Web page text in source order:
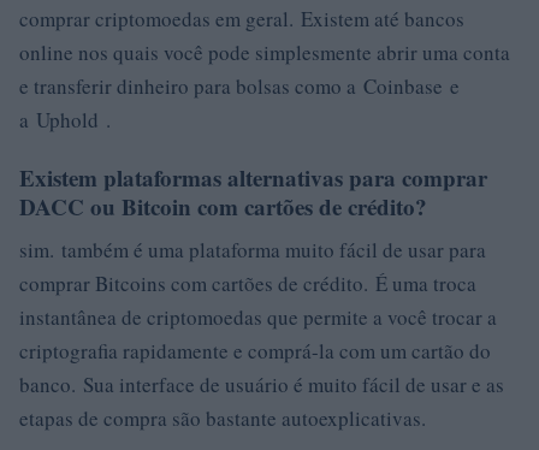
comprar criptomoedas em geral. Existem até bancos
online nos quais você pode simplesmente abrir uma conta
e transferir dinheiro para bolsas como a Coinbase e
a Uphold .
Existem plataformas alternativas para comprar
DACC ou Bitcoin com cartões de crédito?
sim. também é uma plataforma muito fácil de usar para
comprar Bitcoins com cartões de crédito. É uma troca
instantânea de criptomoedas que permite a você trocar a
criptografia rapidamente e comprá-la com um cartão do
banco. Sua interface de usuário é muito fácil de usar e as
etapas de compra são bastante autoexplicativas.